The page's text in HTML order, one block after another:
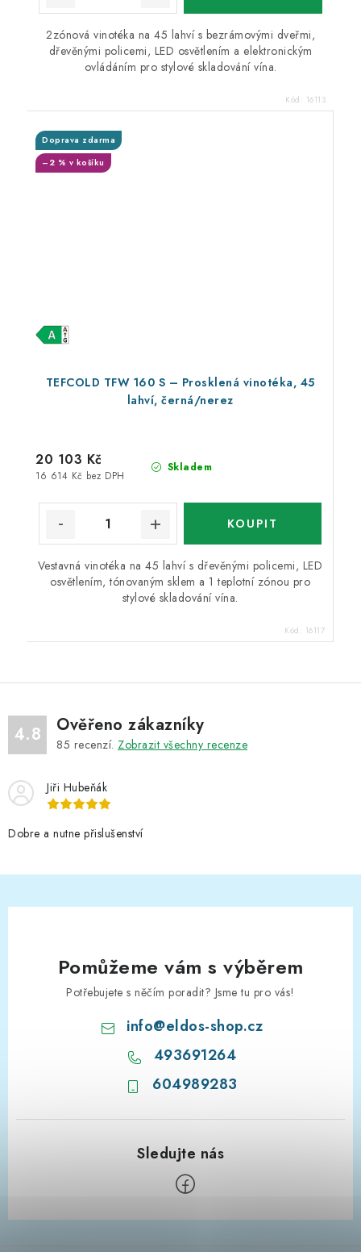
2zónová vinotéka na 45 lahví s bezrámovými dveřmi,
dřevěnými policemi, LED osvětlením a elektronickým
ovládáním pro stylové skladování vína.
Kód: 16113
TEFCOLD TFW 160 S – Prosklená vinotéka, 45
lahví, černá/nerez
Doprava zdarma
–2 % v košíku
Skladem
16 614 Kč bez DPH
20 103 Kč
Vestavná vinotéka na 45 lahví s dřevěnými policemi, LED
osvětlením, tónovaným sklem a 1 teplotní zónou pro
stylové skladování vína.
Kód: 16117
4.8 Ověřeno zákazníky
85 recenzí. Zobrazit všechny recenze
Jiři Hubeňák
Dobre a nutne přislušenství
Pomůžeme vám s výběrem
Potřebujete s něčím poradit? Jsme tu pro vás!
info@eldos-shop.cz
493691264
604989283
Z